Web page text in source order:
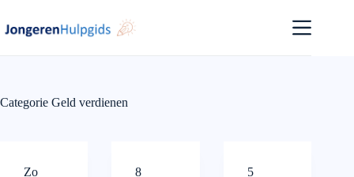
de
Categorie Geld verdienen
Zo
8
5